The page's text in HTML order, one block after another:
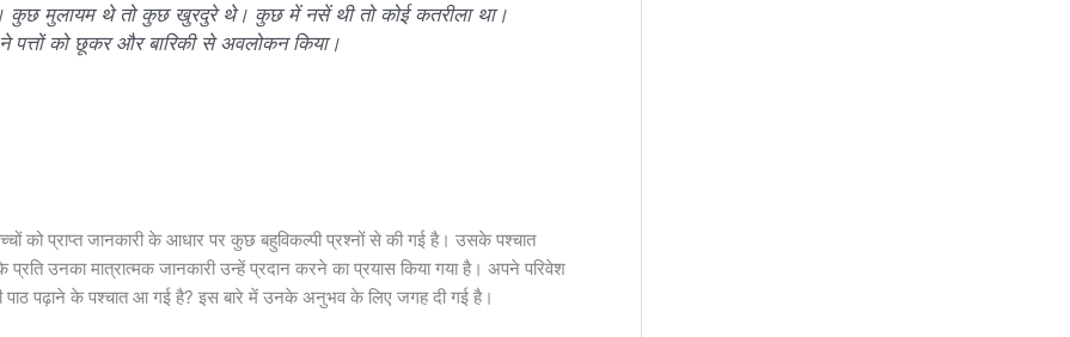
मुलायम थे तो कुछ खुरदुरे थे। कुछ में नसें थी तो कोई कतरीला था।
को छूकर और बारिकी से अवलोकन किया।
को प्राप्त जानकारी के आधार पर कुछ बहुविकल्पी प्रश्नों से की गई है। उसके पश्चात
उनका मात्रात्मक जानकारी उन्हें प्रदान करने का प्रयास किया गया है। अपने परिवेश
पाठ पढ़ाने के पश्चात आ गई है? इस बारे में उनके अनुभव के लिए जगह दी गई है।